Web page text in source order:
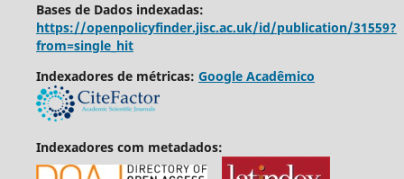
Bases de Dados indexadas:
https://openpolicyfinder.jisc.ac.uk/id/publication/31559?
from=single_hit
Indexadores de métricas: Google Acadêmico
Indexadores com metadados: